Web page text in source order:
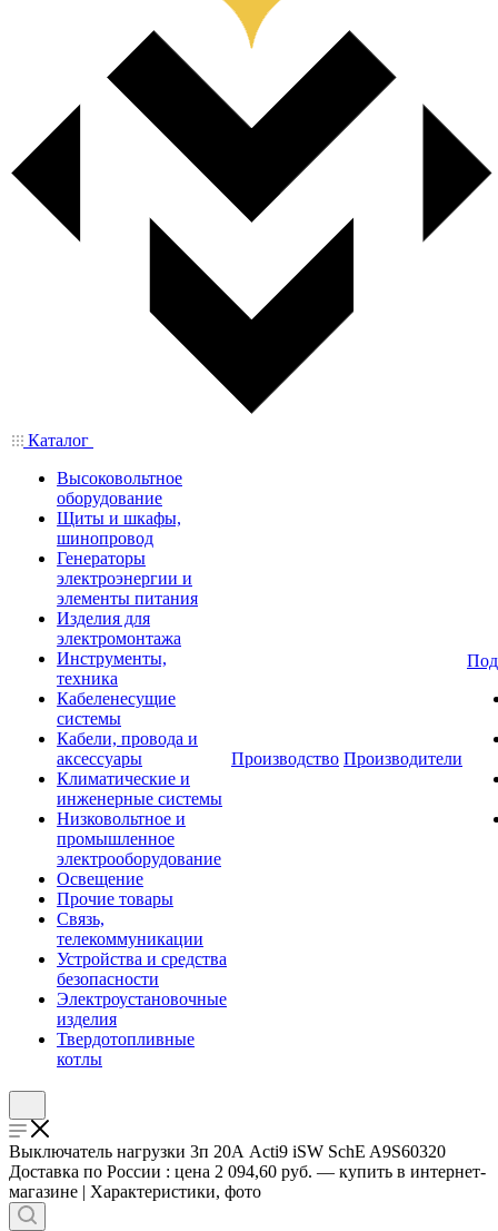
Каталог
Высоковольтное
оборудование
Щиты и шкафы,
шинопровод
Генераторы
электроэнергии и
элементы питания
Изделия для
электромонтажа
Инструменты,
техника
Кабеленесущие
системы
Кабели, провода и
аксессуары
Климатические и
инженерные системы
Низковольтное и
промышленное
электрооборудование
Освещение
Прочие товары
Связь,
телекоммуникации
Устройства и средства
безопасности
Электроустановочные
изделия
Твердотопливные
котлы
Производство Производители
Выключатель нагрузки 3п 20А Acti9 iSW SchE A9S60320
Доставка по России : цена 2 094,60 руб. — купить в интернет-
магазине | Характеристики, фото